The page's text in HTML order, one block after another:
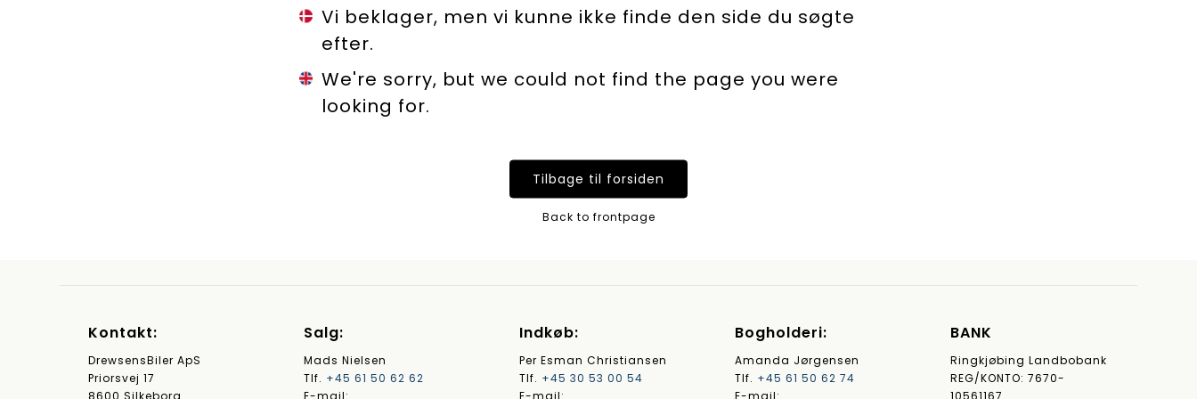
Vi beklager, men vi kunne ikke finde den side du søgte
efter.
We're sorry, but we could not find the page you were
looking for.
Tilbage til forsiden
Back to frontpage
Kontakt:
DrewsensBiler ApS
Priorsvej 17
8600 Silkeborg
Salg:
Mads Nielsen
Tlf. +45 61 50 62 62
E-mail:
Indkøb:
Per Esman Christiansen
Tlf. +45 30 53 00 54
E-mail:
Bogholderi:
Amanda Jørgensen
Tlf. +45 61 50 62 74
E-mail:
BANK
Ringkjøbing Landbobank
REG/KONTO: 7670-
10561167